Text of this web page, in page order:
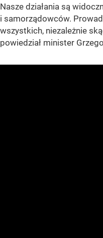
Nasze działania są
i samorządowców.
wszystkich, niezależnie
powiedział minister